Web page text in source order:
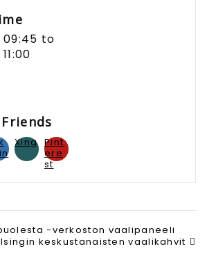
09:45 to
Xing Pint
ere
st
-verkoston vaalipaneeli
keskustanaisten vaalikahvit